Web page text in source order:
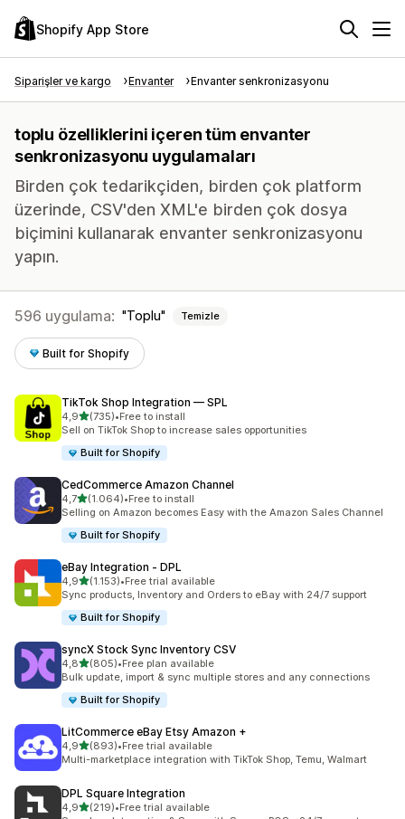
Shopify App Store
Siparişler ve kargo Envanter Envanter senkronizasyonu
toplu özelliklerini içeren tüm envanter
senkronizasyonu uygulamaları
Birden çok tedarikçiden, birden çok platform
üzerinde, CSV'den XML'e birden çok dosya
biçimini kullanarak envanter senkronizasyonu
yapın.
596 uygulama: Toplu Temizle
Built for Shopify
TikTok Shop Integration — SPL
4,95 yıldız üzerinden
(735)
toplam 735 değerlendirme
•Free to install
Sell on TikTok Shop to increase sales opportunities
Built for Shopify
CedCommerce Amazon Channel
4,75 yıldız üzerinden
(1.064)
toplam 1064 değerlendirme
•Free to install
Selling on Amazon becomes Easy with the Amazon Sales Channel
Built for Shopify
eBay Integration ‑ DPL
4,95 yıldız üzerinden
(1.153)
toplam 1153 değerlendirme
•Free trial available
Sync products, Inventory and Orders to eBay with 24/7 support
Built for Shopify
syncX Stock Sync Inventory CSV
4,85 yıldız üzerinden
(805)
toplam 805 değerlendirme
•Free plan available
Bulk update, import & sync multiple stores and any connections
Built for Shopify
LitCommerce eBay Etsy Amazon +
4,95 yıldız üzerinden
(893)
toplam 893 değerlendirme
•Free trial available
Multi-marketplace integration with TikTok Shop, Temu, Walmart
DPL Square Integration
4,95 yıldız üzerinden
(219)
toplam 219 değerlendirme
•Free trial available